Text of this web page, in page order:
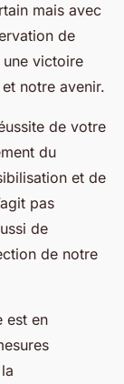
mais avec
de
une victoire
notre avenir.
de votre
du
et de
pas
de
de notre
est en